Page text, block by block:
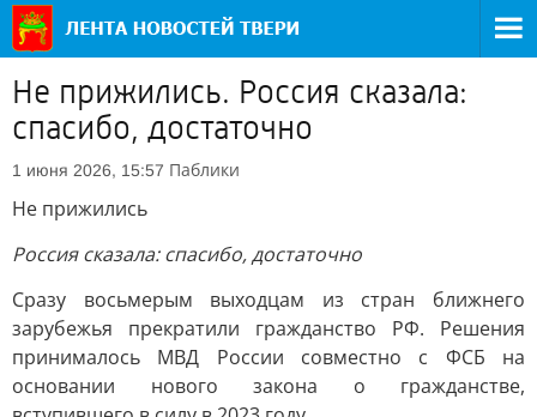
Не прижились. Россия сказала:
спасибо, достаточно
1 июня 2026, 15:57 Паблики
Не прижились
Россия сказала: спасибо, достаточно
Сразу восьмерым выходцам из стран ближнего
зарубежья прекратили гражданство РФ. Решения
принималось МВД России совместно с ФСБ на
основании нового закона о гражданстве,